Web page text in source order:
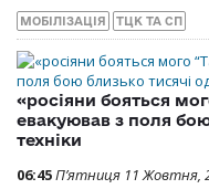
МОБІЛІЗАЦІЯ ТЦК ТА СП
«росіяни бояться
евакуював з поля
техніки
06:45П’ятниця 11 Жовтня,